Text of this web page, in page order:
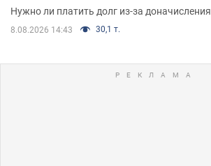
Нужно ли платить долг из-за доначисления
8.08.2026 14:43 30,1 т.